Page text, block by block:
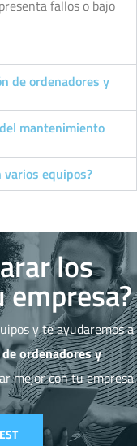
fallos o bajo
de ordenadores y
mantenimiento
varios equipos?
los
y te ayudaremos a
ordenadores y
mejor con tu empresa.